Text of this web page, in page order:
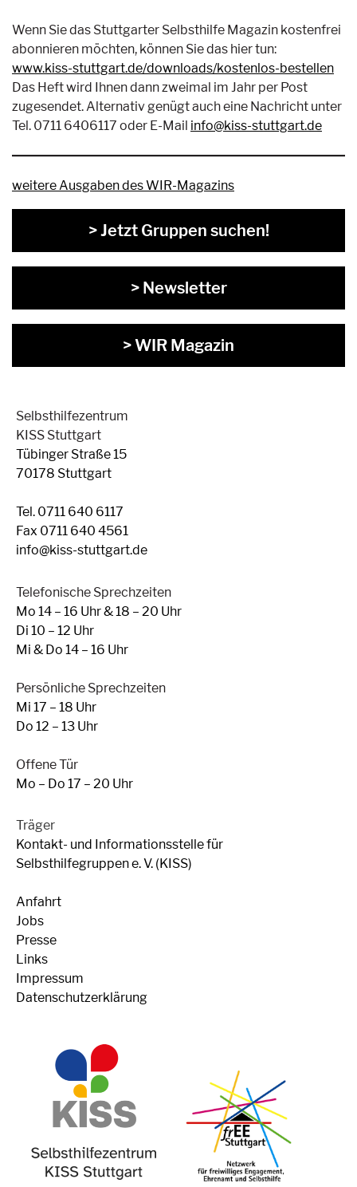
Wenn Sie das Stuttgarter Selbsthilfe Magazin kostenfrei
abonnieren möchten, können Sie das hier tun:
www.kiss-stuttgart.de/downloads/kostenlos-bestellen
Das Heft wird Ihnen dann zweimal im Jahr per Post
zugesendet. Alternativ genügt auch eine Nachricht unter
Tel. 0711 6406117 oder E-Mail info@kiss-stuttgart.de
weitere Ausgaben des WIR-Magazins
> Jetzt Gruppen suchen!
> Newsletter
> WIR Magazin
Selbsthilfezentrum
KISS Stuttgart
Tübinger Straße 15
70178 Stuttgart
Tel. 0711 640 6117
Fax 0711 640 4561
info@kiss-stuttgart.de
Telefonische Sprechzeiten
Mo 14 – 16 Uhr & 18 – 20 Uhr
Di 10 – 12 Uhr
Mi & Do 14 – 16 Uhr
Persönliche Sprechzeiten
Mi 17 – 18 Uhr
Do 12 – 13 Uhr
Offene Tür
Mo – Do 17 – 20 Uhr
Träger
Kontakt- und Informationsstelle für
Selbsthilfegruppen e. V. (KISS)
Anfahrt
Jobs
Presse
Links
Impressum
Datenschutzerklärung